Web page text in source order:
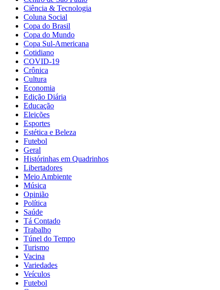
Ciência & Tecnologia
Coluna Social
Copa do Brasil
Copa do Mundo
Copa Sul-Americana
Cotidiano
COVID-19
Crônica
Cultura
Economia
Edição Diária
Educação
Eleições
Esportes
Estética e Beleza
Futebol
Geral
Histórinhas em Quadrinhos
Libertadores
Meio Ambiente
Música
Opinião
Política
Saúde
Tá Contado
Trabalho
Túnel do Tempo
Turismo
Vacina
Variedades
Veículos
Futebol